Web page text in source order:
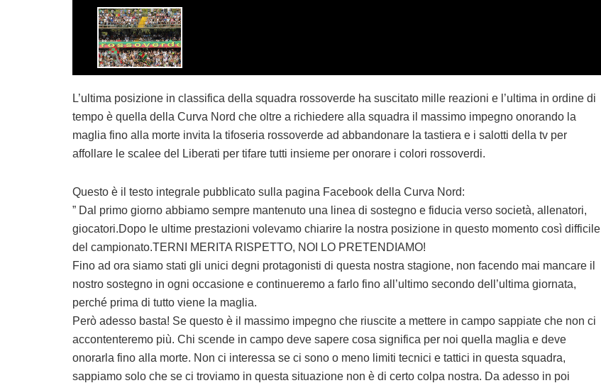
L’ultima posizione in classifica della squadra rossoverde ha suscitato mille reazioni e l’ultima in ordine di
tempo è quella della Curva Nord che oltre a richiedere alla squadra il massimo impegno onorando la
maglia fino alla morte invita la tifoseria rossoverde ad abbandonare la tastiera e i salotti della tv per
affollare le scalee del Liberati per tifare tutti insieme per onorare i colori rossoverdi.
Questo è il testo integrale pubblicato sulla pagina Facebook della Curva Nord:
” Dal primo giorno abbiamo sempre mantenuto una linea di sostegno e fiducia verso società, allenatori,
giocatori.Dopo le ultime prestazioni volevamo chiarire la nostra posizione in questo momento così difficile
del campionato.TERNI MERITA RISPETTO, NOI LO PRETENDIAMO!
Fino ad ora siamo stati gli unici degni protagonisti di questa nostra stagione, non facendo mai mancare il
nostro sostegno in ogni occasione e continueremo a farlo fino all’ultimo secondo dell’ultima giornata,
perché prima di tutto viene la maglia.
Però adesso basta! Se questo è il massimo impegno che riuscite a mettere in campo sappiate che non ci
accontenteremo più. Chi scende in campo deve sapere cosa significa per noi quella maglia e deve
onorarla fino alla morte. Non ci interessa se ci sono o meno limiti tecnici e tattici in questa squadra,
sappiamo solo che se ci troviamo in questa situazione non è di certo colpa nostra. Da adesso in poi